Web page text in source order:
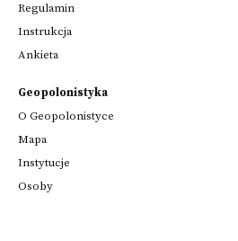
Regulamin
Instrukcja
Ankieta
Geopolonistyka
O Geopolonistyce
Mapa
Instytucje
Osoby